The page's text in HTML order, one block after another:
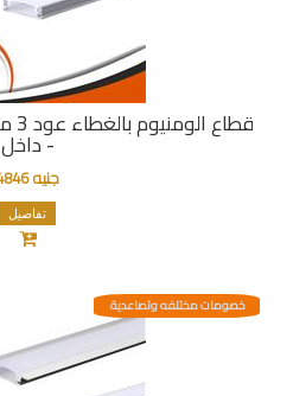
- داخل
جنيه 4846
تفاصيل
خصومات مختلفه وتصاعدية